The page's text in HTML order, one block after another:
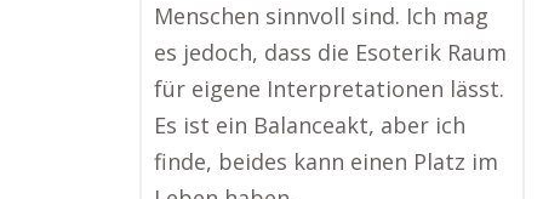
Menschen sinnvoll sind. Ich mag
es jedoch, dass die Esoterik Raum
für eigene Interpretationen lässt.
Es ist ein Balanceakt, aber ich
finde, beides kann einen Platz im